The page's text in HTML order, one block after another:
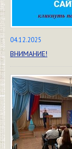
04.12.2025
ВНИМАНИЕ!